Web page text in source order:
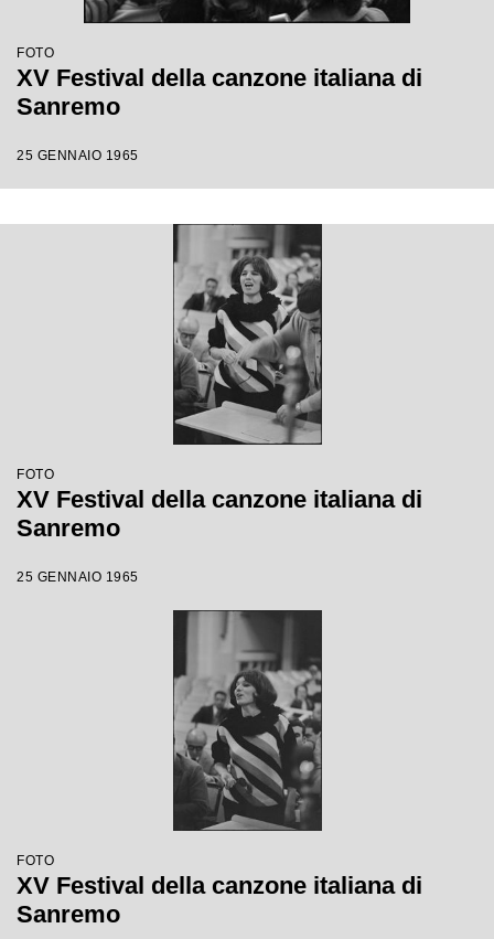
FOTO
XV Festival della canzone italiana di
Sanremo
25 GENNAIO 1965
FOTO
XV Festival della canzone italiana di
Sanremo
25 GENNAIO 1965
FOTO
XV Festival della canzone italiana di
Sanremo